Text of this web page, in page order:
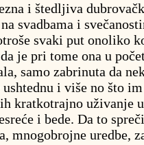
i štedljiva
svadbama i
svaki put onoliko
je pri tome ona u
samo zabrinuta da
ushtednu i više no što
kratkotrajno uživanje
i bede. Da to
mnogobrojne uredbe,